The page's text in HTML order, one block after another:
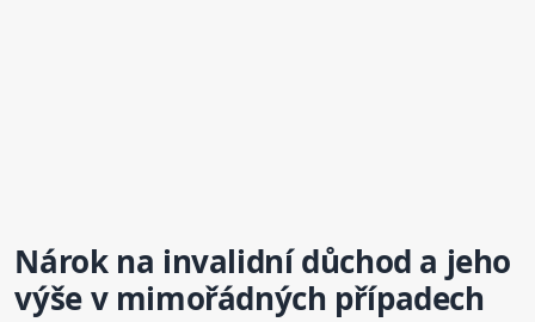
Nárok na invalidní důchod a jeho
výše v mimořádných případech